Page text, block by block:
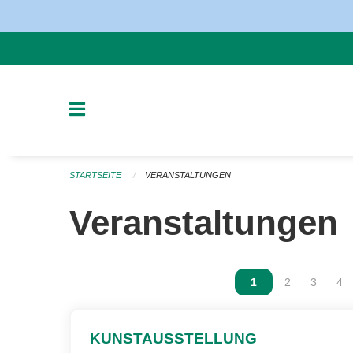
STARTSEITE VERANSTALTUNGEN
Veranstaltungen
Vous êtes sur la
1 Vous êtes
2 Vous
3 4
KUNSTAUSSTELLUNG